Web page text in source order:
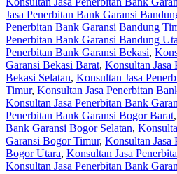
Jasa Penerbitan Bank Garansi
Penerbitan Bank Garansi Bandung
Penerbitan Bank Garansi Bandung
Penerbitan Bank Garansi Bekasi,
Garansi Bekasi Barat, Konsultan Jasa
Bekasi Selatan, Konsultan Jasa
Timur, Konsultan Jasa Penerbitan
Konsultan Jasa Penerbitan Bank
Penerbitan Bank Garansi Bogor Barat,
Bank Garansi Bogor Selatan,
Garansi Bogor Timur, Konsultan Jasa
Bogor Utara, Konsultan Jasa
Konsultan Jasa Penerbitan Bank